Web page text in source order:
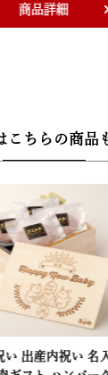
商品詳細
ちらの商品
出産祝い 出産内